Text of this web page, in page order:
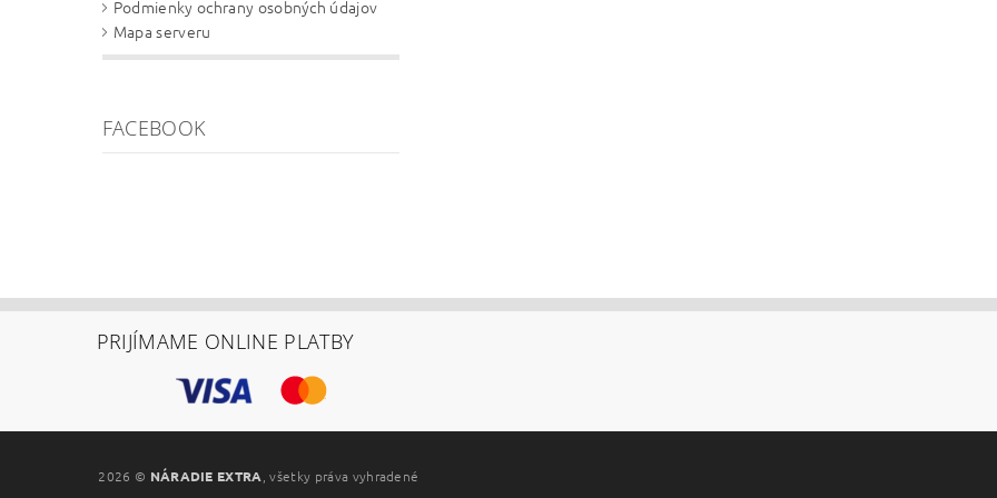
Podmienky ochrany osobných údajov
Mapa serveru
FACEBOOK
PRIJÍMAME ONLINE PLATBY
2026 © NÁRADIE EXTRA , všetky práva vyhradené